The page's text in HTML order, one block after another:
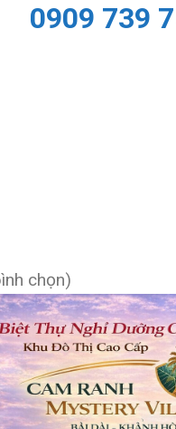
0909 739
chọn)